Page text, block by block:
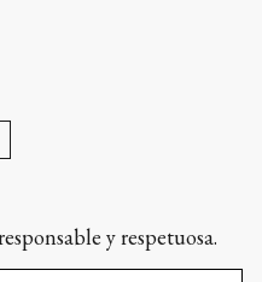
y respetuosa.